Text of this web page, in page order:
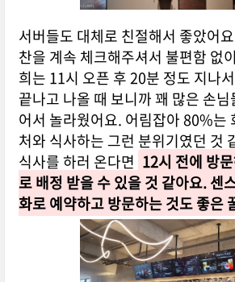
서버들도 대체로 친절해서 좋았어
찬을 계속 체크해주셔서 불편함 없
희는 11시 오픈 후 20분 정도 지나
끝나고 나올 때 보니까 꽤 많은 손
어서 놀라웠어요. 어림잡아 80%는
처와 식사하는 그런 분위기였던 것
식사를 하러 온다면 12시 전에 방
로 배정 받을 수 있을 것 같아요. 센
화로 예약하고 방문하는 것도 좋은